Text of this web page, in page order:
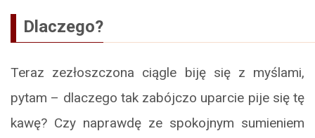
Dlaczego?
Teraz zezłoszczona ciągle biję się z myślami,
pytam – dlaczego tak zabójczo uparcie pije się tę
kawę? Czy naprawdę ze spokojnym sumieniem